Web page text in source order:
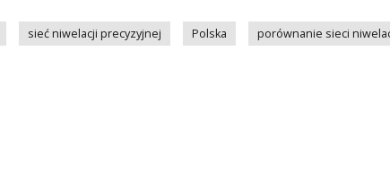
sieć niwelacji precyzyjnej Polska porównanie sieci